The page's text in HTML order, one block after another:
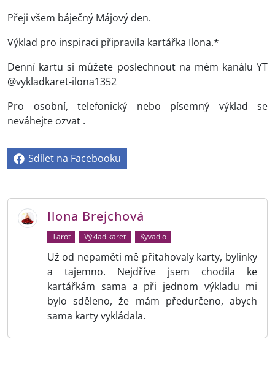
Přeji všem báječný Májový den.
Výklad pro inspiraci připravila kartářka Ilona.*
Denní kartu si můžete poslechnout na mém kanálu YT
@vykladkaret-ilona1352
Pro osobní, telefonický nebo písemný výklad se
neváhejte ozvat .
Sdílet na Facebooku
Ilona Brejchová
Tarot Výklad karet Kyvadlo
Už od nepaměti mě přitahovaly karty, bylinky
a tajemno. Nejdříve jsem chodila ke
kartářkám sama a při jednom výkladu mi
bylo sděleno, že mám předurčeno, abych
sama karty vykládala.